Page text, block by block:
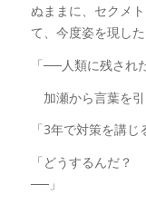
ぬままに、セクメ
て、今度姿を現し
「──人類に残され
加瀬から言葉を引
「3年で対策を講
「どうするんだ？
──」